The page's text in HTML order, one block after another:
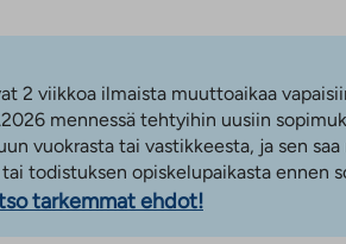
2 viikkoa ilmaista muuttoaikaa
mennessä tehtyihin uusiin
vuokrasta tai vastikkeesta, ja sen
todistuksen opiskelupaikasta ennen
tarkemmat ehdot!